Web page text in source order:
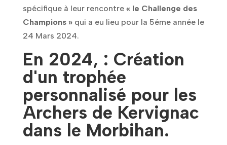
spécifique à leur rencontre « le Challenge des
Champions »qui a eu lieu pour la 5éme année le
24 Mars 2024.
En 2024, : Création
d'un trophée
personnalisé pour les
Archers de Kervignac
dans le Morbihan.